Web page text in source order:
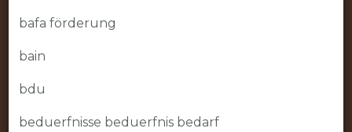
bafa förderung
bain
bdu
beduerfnisse beduerfnis bedarf